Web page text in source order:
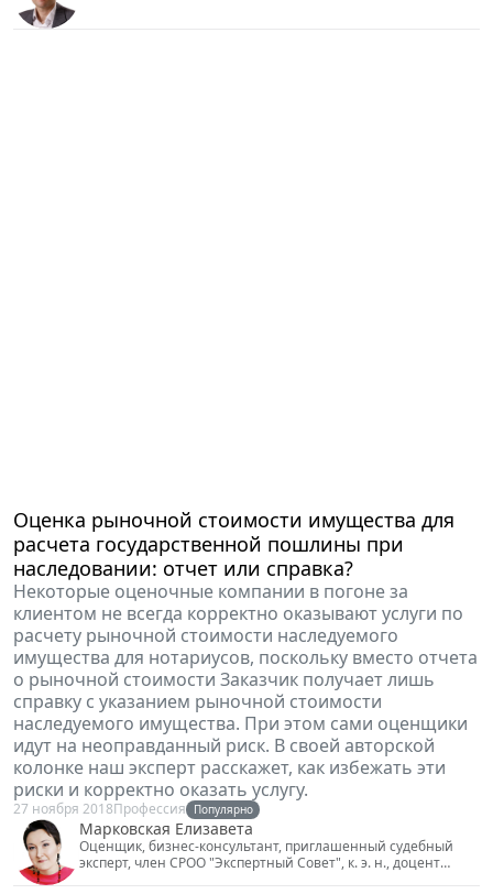
Оценка рыночной стоимости имущества для
расчета государственной пошлины при
наследовании: отчет или справка?
Некоторые оценочные компании в погоне за
клиентом не всегда корректно оказывают услуги по
расчету рыночной стоимости наследуемого
имущества для нотариусов, поскольку вместо отчета
о рыночной стоимости Заказчик получает лишь
справку с указанием рыночной стоимости
наследуемого имущества. При этом сами оценщики
идут на неоправданный риск. В своей авторской
колонке наш эксперт расскажет, как избежать эти
риски и корректно оказать услугу.
27 ноября 2018Профессия Популярно
Марковская Елизавета
Оценщик, бизнес-консультант, приглашенный судебный
эксперт, член СРОО "Экспертный Совет", к. э. н., доцент